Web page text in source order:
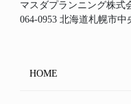
マスダプランニング株式
064-0953 北海道札幌市中
HOME